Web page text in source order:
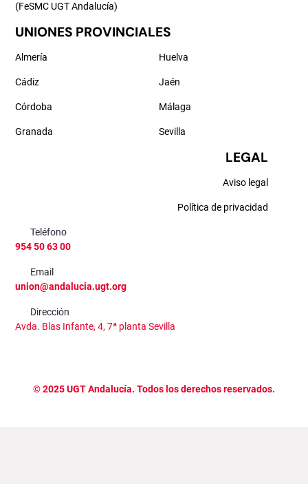
(FeSMC UGT Andalucía)
UNIONES PROVINCIALES
Almería
Cádiz
Córdoba
Granada
Huelva
Jaén
Málaga
Sevilla
LEGAL
Aviso legal
Política de privacidad
Teléfono
954 50 63 00
Email
union@andalucia.ugt.org
Dirección
Avda. Blas Infante, 4, 7ª planta Sevilla
©2025UGT Andalucía. Todos los derechos reservados.